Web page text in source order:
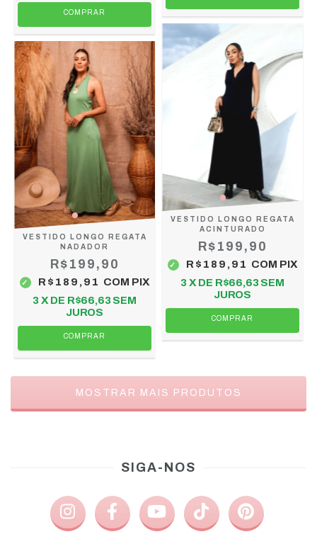
COMPRAR
VESTIDO LONGO REGATA
NADADOR
R$199,90
R$189,91 COM PIX
3 X DE R$66,63 SEM
JUROS
COMPRAR
VESTIDO LONGO REGATA
ACINTURADO
R$199,90
R$189,91 COM PIX
3 X DE R$66,63 SEM
JUROS
COMPRAR
MOSTRAR MAIS PRODUTOS
SIGA-NOS